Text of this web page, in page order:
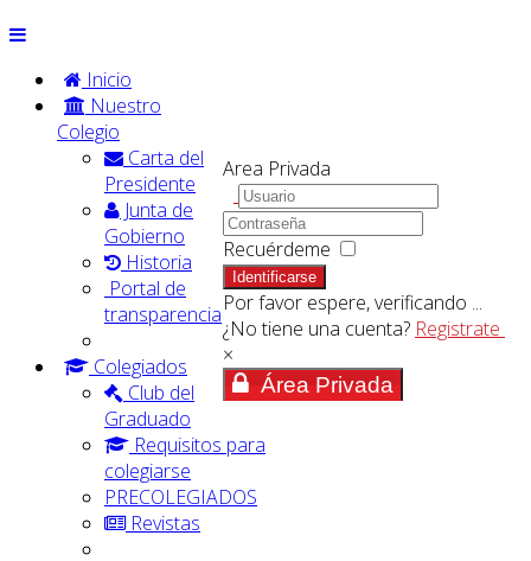
Area Privada
Recuérdeme
Identificarse
Por favor espere, verificando ...
¿No tiene una cuenta? Registrate
×
Área Privada
Inicio
Nuestro
Colegio
Carta del
Presidente
Junta de
Gobierno
Historia
Portal de
transparencia
Colegiados
Club del
Graduado
Requisitos para
colegiarse
PRECOLEGIADOS
Revistas